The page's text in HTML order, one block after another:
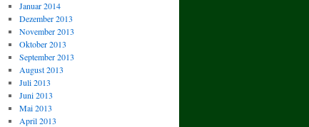
Januar 2014
Dezember 2013
November 2013
Oktober 2013
September 2013
August 2013
Juli 2013
Juni 2013
Mai 2013
April 2013